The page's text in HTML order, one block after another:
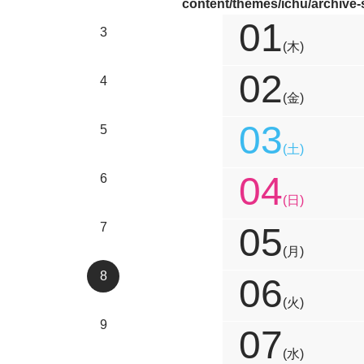
3
4
5
6
7
8
9
content/themes/ichu/
01(木)
02(金)
03(土)
04(日)
05(月)
06(火)
07(水)